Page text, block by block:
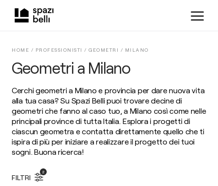
Geometri a Milano
HOME / PROFESSIONISTI / GEOMETRI / MILANO
Cerchi geometri a Milano e provincia per dare nuova vita
alla tua casa? Su Spazi Belli puoi trovare decine di
geometri che fanno al caso tuo, a Milano così come nelle
principali province di tutta Italia. Esplora i progetti di
ciascun geometra e contatta direttamente quello che ti
ispira di più per iniziare a realizzare il progetto dei tuoi
sogni. Buona ricerca!
FILTRI
2